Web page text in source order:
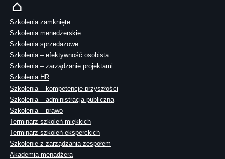
Szkolenia zamknięte
Szkolenia menedżerskie
Szkolenia sprzedażowe
Szkolenia – efektywność osobista
Szkolenia – zarządzanie projektami
Szkolenia HR
Szkolenia – kompetencje przyszłości
Szkolenia – administracja publiczna
Szkolenia – prawo
Terminarz szkoleń miękkich
Terminarz szkoleń eksperckich
Szkolenie z zarządzania zespołem
Akademia menadżera